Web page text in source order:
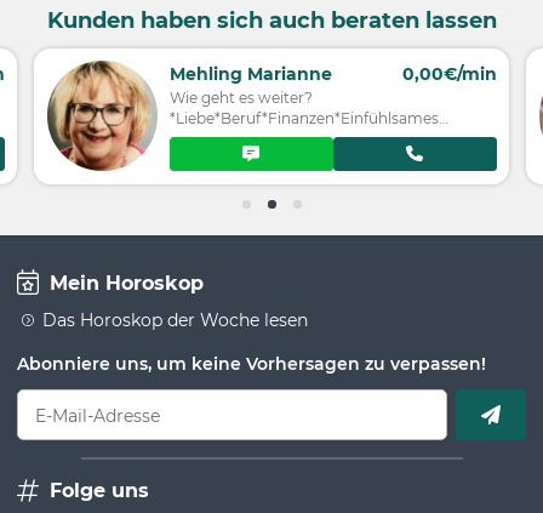
Kunden haben sich auch beraten lassen
Mehling Marianne 0,00€/min
Wie geht es weiter?
*Liebe*Beruf*Finanzen*Einfühlsames
Reading*Hellsicht+Karten
Mein Horoskop
Das Horoskop der Woche lesen
Abonniere uns, um keine Vorhersagen zu verpassen!
E-Mail-Adresse
Folge uns